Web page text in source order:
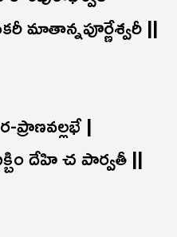
మాతాన్నపూర్ణేశ్వరీ ||
ప్రాణవల్లభే |
దేహి చ పార్వతీ ||